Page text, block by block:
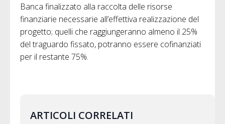
Banca finalizzato alla raccolta delle risorse
finanziarie necessarie all’effettiva realizzazione del
progetto; quelli che raggiungeranno almeno il 25%
del traguardo fissato, potranno essere cofinanziati
per il restante 75%.
ARTICOLI CORRELATI